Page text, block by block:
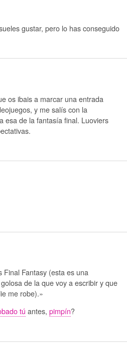
gustar, pero lo has conseguido
os ibais a marcar una entrada
y me salís con la
esa de la fantasía final. Luoviers
Final Fantasy (esta es una
de la que voy a escribir y que
me robe).»
tú antes, pimpín?